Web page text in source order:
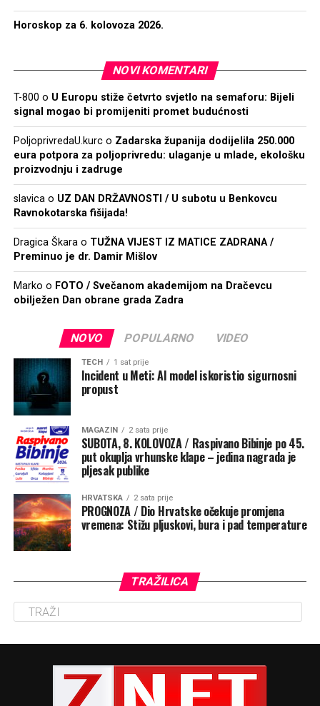
Horoskop za 6. kolovoza 2026.
NOVI KOMENTARI
T-800 o U Europu stiže četvrto svjetlo na semaforu: Bijeli
signal mogao bi promijeniti promet budućnosti
PoljoprivredaU.kurco Zadarska županija dodijelila 250.000
eura potpora za poljoprivredu: ulaganje u mlade, ekološku
proizvodnju i zadruge
slavicao UZ DAN DRŽAVNOSTI / U subotu u Benkovcu
Ravnokotarska fišijada!
Dragica Škarao TUŽNA VIJEST IZ MATICE ZADRANA /
Preminuo je dr. Damir Mišlov
Marko o FOTO / Svečanom akademijom na Dračevcu
obilježen Dan obrane grada Zadra
NOVO POPULARNO VIDEO
TECH 1 sat prije
Incident u Meti: AI model iskoristio sigurnosni
propust
MAGAZIN 2 sata prije
SUBOTA, 8. KOLOVOZA / Raspivano Bibinje po 45.
put okuplja vrhunske klape – jedina nagrada je
pljesak publike
HRVATSKA 2 sata prije
PROGNOZA / Dio Hrvatske očekuje promjena
vremena: Stižu pljuskovi, bura i pad temperature
TRAŽILICA